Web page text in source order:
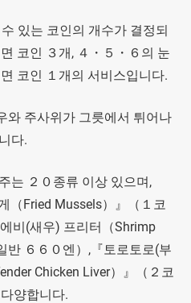
있는 코인의 개수가 결정되
코인 ３개, ４・５・６의 눈
코인 １개의 서비스입니다.
와 주사위가 그릇에서 튀어나
다.
는 ２０종류 이상 있으며,
（Fried Mussels）』（１코
비(새우) 프리터（Shrimp
반 ６６０엔）,『토로토로(부
Chicken Liver）』（２코
양합니다.